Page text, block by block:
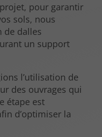
pour garantir
sols, nous
de dalles
un support
l’utilisation de
des ouvrages qui
étape est
d’optimiser la